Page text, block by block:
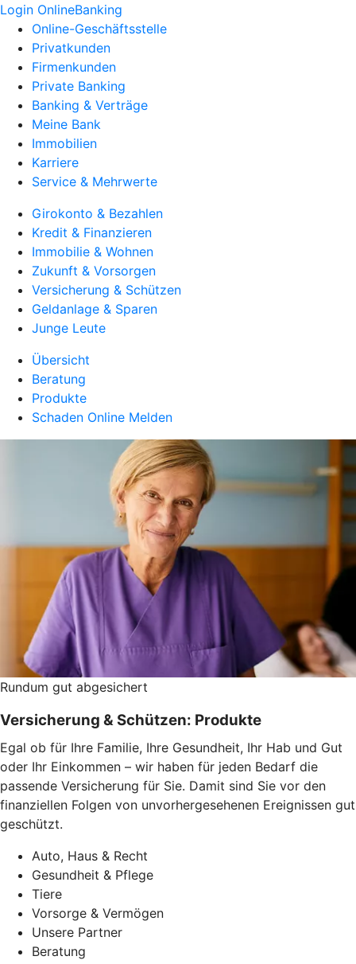
Login OnlineBanking
Online-Geschäftsstelle
Privatkunden
Firmenkunden
Private Banking
Banking & Verträge
Meine Bank
Immobilien
Karriere
Service & Mehrwerte
Girokonto & Bezahlen
Kredit & Finanzieren
Immobilie & Wohnen
Zukunft & Vorsorgen
Versicherung & Schützen
Geldanlage & Sparen
Junge Leute
Übersicht
Beratung
Produkte
Schaden Online Melden
Rundum gut abgesichert
Versicherung & Schützen: Produkte
Egal ob für Ihre Familie, Ihre Gesundheit, Ihr Hab und Gut
oder Ihr Einkommen – wir haben für jeden Bedarf die
passende Versicherung für Sie. Damit sind Sie vor den
finanziellen Folgen von unvorhergesehenen Ereignissen gut
geschützt.
Auto, Haus & Recht
Gesundheit & Pflege
Tiere
Vorsorge & Vermögen
Unsere Partner
Beratung